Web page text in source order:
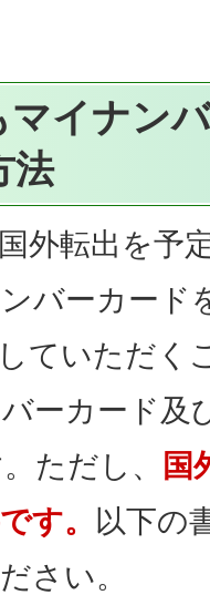
マイナン
法
外転出を予
バーカード
ていただく
ーカード及
ただし、
国
す。
以下の
さい。